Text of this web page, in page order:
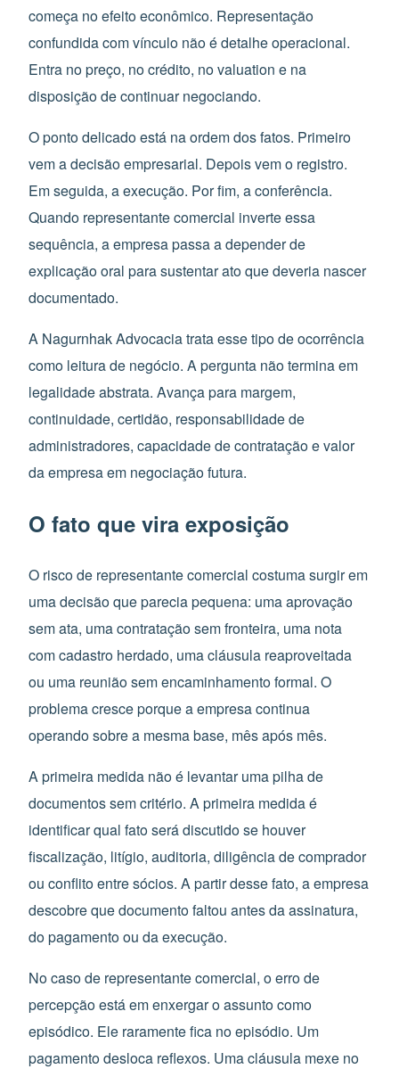
começa no efeito econômico. Representação
confundida com vínculo não é detalhe operacional.
Entra no preço, no crédito, no valuation e na
disposição de continuar negociando.
O ponto delicado está na ordem dos fatos. Primeiro
vem a decisão empresarial. Depois vem o registro.
Em seguida, a execução. Por fim, a conferência.
Quando representante comercial inverte essa
sequência, a empresa passa a depender de
explicação oral para sustentar ato que deveria nascer
documentado.
A Nagurnhak Advocacia trata esse tipo de ocorrência
como leitura de negócio. A pergunta não termina em
legalidade abstrata. Avança para margem,
continuidade, certidão, responsabilidade de
administradores, capacidade de contratação e valor
da empresa em negociação futura.
O fato que vira exposição
O risco de representante comercial costuma surgir em
uma decisão que parecia pequena: uma aprovação
sem ata, uma contratação sem fronteira, uma nota
com cadastro herdado, uma cláusula reaproveitada
ou uma reunião sem encaminhamento formal. O
problema cresce porque a empresa continua
operando sobre a mesma base, mês após mês.
A primeira medida não é levantar uma pilha de
documentos sem critério. A primeira medida é
identificar qual fato será discutido se houver
fiscalização, litígio, auditoria, diligência de comprador
ou conflito entre sócios. A partir desse fato, a empresa
descobre que documento faltou antes da assinatura,
do pagamento ou da execução.
No caso de representante comercial, o erro de
percepção está em enxergar o assunto como
episódico. Ele raramente fica no episódio. Um
pagamento desloca reflexos. Uma cláusula mexe no